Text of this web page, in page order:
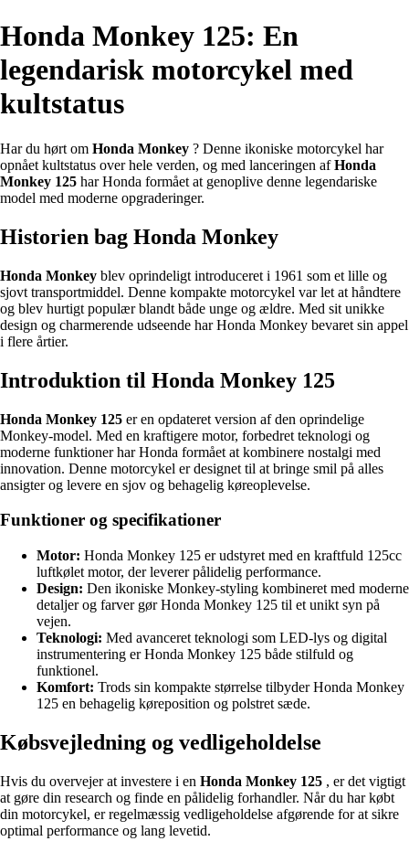
Honda Monkey 125: En
legendarisk motorcykel med
kultstatus
Har du hørt om Honda Monkey ? Denne ikoniske motorcykel har
opnået kultstatus over hele verden, og med lanceringen afHonda
Monkey 125 har Honda formået at genoplive denne legendariske
model med moderne opgraderinger.
Historien bag Honda Monkey
Honda Monkey blev oprindeligt introduceret i 1961 som et lille og
sjovt transportmiddel. Denne kompakte motorcykel var let at håndtere
og blev hurtigt populær blandt både unge og ældre. Med sit unikke
design og charmerende udseende har Honda Monkey bevaret sin appel
i flere årtier.
Introduktion til Honda Monkey 125
Honda Monkey 125 er en opdateret version af den oprindelige
Monkey-model. Med en kraftigere motor, forbedret teknologi og
moderne funktioner har Honda formået at kombinere nostalgi med
innovation. Denne motorcykel er designet til at bringe smil på alles
ansigter og levere en sjov og behagelig køreoplevelse.
Funktioner og specifikationer
Motor: Honda Monkey 125 er udstyret med en kraftfuld 125cc
luftkølet motor, der leverer pålidelig performance.
Design: Den ikoniske Monkey-styling kombineret med moderne
detaljer og farver gør Honda Monkey 125 til et unikt syn på
vejen.
Teknologi: Med avanceret teknologi som LED-lys og digital
instrumentering er Honda Monkey 125 både stilfuld og
funktionel.
Komfort: Trods sin kompakte størrelse tilbyder Honda Monkey
125 en behagelig køreposition og polstret sæde.
Købsvejledning og vedligeholdelse
Hvis du overvejer at investere i en Honda Monkey 125 , er det vigtigt
at gøre din research og finde en pålidelig forhandler. Når du har købt
din motorcykel, er regelmæssig vedligeholdelse afgørende for at sikre
optimal performance og lang levetid.